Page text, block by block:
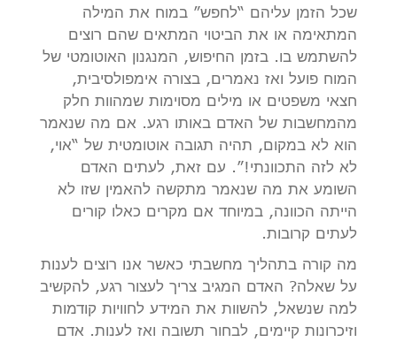
שכל הזמן עליהם “לחפש” במוח את המילה
המתאימה או את הביטוי המתאים שהם רוצים
להשתמש בו. בזמן החיפוש, המנגנון האוטומטי של
המוח פועל ואז נאמרים, בצורה אימפולסיבית,
חצאי משפטים או מילים מסוימות שמהוות חלק
מהמחשבות של האדם באותו רגע. אם מה שנאמר
הוא לא במקום, תהיה תגובה אוטומטית של “אוי,
לא לזה התכוונתי!”. עם זאת, לעתים האדם
השומע את מה שנאמר מתקשה להאמין שזו לא
הייתה הכוונה, במיוחד אם מקרים כאלו קורים
לעתים קרובות.
מה קורה בתהליך מחשבתי כאשר אנו רוצים לענות
על שאלה? האדם המגיב צריך לעצור רגע, להקשיב
למה שנשאל, להשוות את המידע לחוויות קודמות
וזיכרונות קיימים, לבחור תשובה ואז לענות. אדם